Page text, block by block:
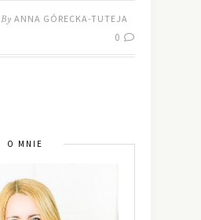
By ANNA GÓRECKA-TUTEJA
0
O MNIE